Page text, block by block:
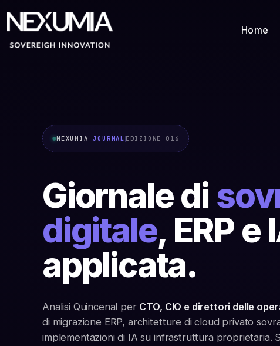
Home
NEXUMIAJOURNALEDIZIONE 016
Giornale di
digitale, ERP e
applicata.
Analisi Quincenal per CTO, CIO e direttori delle
di migrazione ERP, architetture di cloud privato
implementazioni di IA su infrastruttura proprietaria.